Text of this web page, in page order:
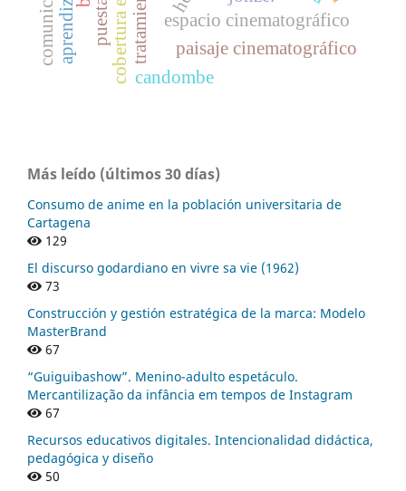
espacio cinematográfico
paisaje cinematográfico
candombe
Más leído (últimos 30 días)
Consumo de anime en la población universitaria de
Cartagena
129
El discurso godardiano en vivre sa vie (1962)
73
Construcción y gestión estratégica de la marca: Modelo
MasterBrand
67
“Guiguibashow”. Menino-adulto espetáculo.
Mercantilização da infância em tempos de Instagram
67
Recursos educativos digitales. Intencionalidad didáctica,
pedagógica y diseño
50